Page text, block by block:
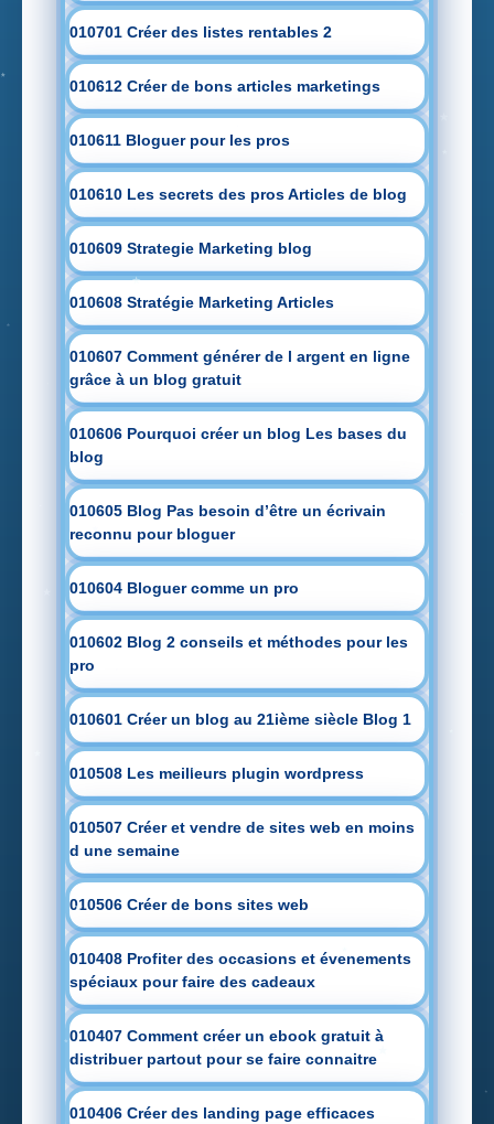
010701 Créer des listes rentables 2
010612 Créer de bons articles marketings
010611 Bloguer pour les pros
010610 Les secrets des pros Articles de blog
010609 Strategie Marketing blog
010608 Stratégie Marketing Articles
010607 Comment générer de l argent en ligne
grâce à un blog gratuit
010606 Pourquoi créer un blog Les bases du
blog
010605 Blog Pas besoin d’être un écrivain
reconnu pour bloguer
010604 Bloguer comme un pro
010602 Blog 2 conseils et méthodes pour les
pro
010601 Créer un blog au 21ième siècle Blog 1
010508 Les meilleurs plugin wordpress
010507 Créer et vendre de sites web en moins
d une semaine
010506 Créer de bons sites web
010408 Profiter des occasions et évenements
spéciaux pour faire des cadeaux
010407 Comment créer un ebook gratuit à
distribuer partout pour se faire connaitre
010406 Créer des landing page efficaces